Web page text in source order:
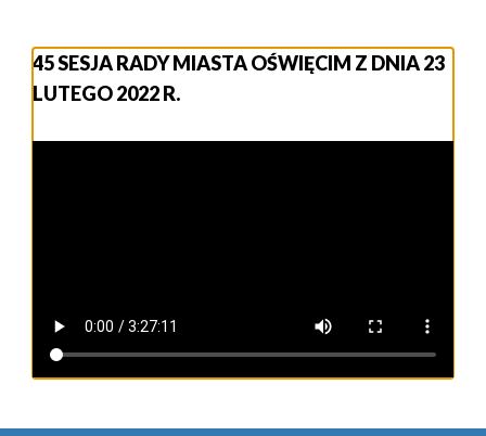
45 SESJA RADY MIASTA OŚWIĘCIM Z DNIA 23
LUTEGO 2022 R.